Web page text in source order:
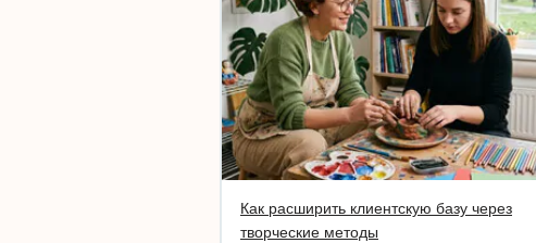
Как расширить клиентскую базу через
творческие методы